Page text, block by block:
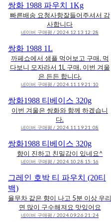
쌍화 1988 파우치 1Kg
빠른배송 요청사항잘들어주셔서 감
사합니다
네이버 구매평 / 2024.12.13 12:28
쌍화 1988 1L
까페쇼에서 샘플 먹어보고 구매. 먹
다보니 모자라서 1L 구매. 이번 겨울
은 든든 합니다.
네이버 구매평 / 2024.11.19 21:10
쌍화1988 티베이스 320g
이번 겨울은 쌍화와 함께 하겠습니
다.
네이버 구매평 / 2024.11.19 21:08
쌍화1988 티베이스 320g
향이 진하고 친밀감이 있네요^
네이버 구매평 / 2024.10.28 15:16
그레인 호박 티 파우치 (20티
백)
율무차 같은 향이 나고 5분 이상 우리
면 많이 구수해져요 맛있어요
네이버 구매평 / 2024.09.26 21:24